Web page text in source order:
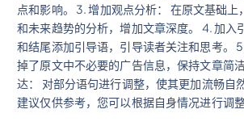
点和影响。 3. 增加观点分析： 在原文基础
和未来趋势的分析，增加文章深度。 4. 加入
和结尾添加引导语，引导读者关注和思考。
掉了原文中不必要的广告信息，保持文章简
达： 对部分语句进行调整，使其更加流畅自
建议仅供参考，您可以根据自身情况进行调整